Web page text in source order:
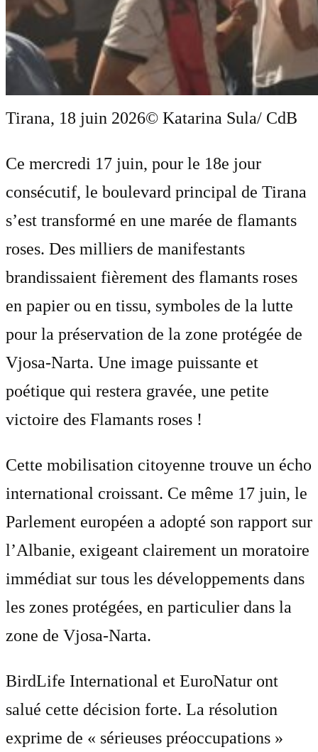
Tirana, 18 juin 2026© Katarina Sula/ CdB
Ce mercredi 17 juin, pour le 18e jour
consécutif, le boulevard principal de Tirana
s’est transformé en une marée de flamants
roses. Des milliers de manifestants
brandissaient fièrement des flamants roses
en papier ou en tissu, symboles de la lutte
pour la préservation de la zone protégée de
Vjosa-Narta. Une image puissante et
poétique qui restera gravée, une petite
victoire des Flamants roses !
Cette mobilisation citoyenne trouve un écho
international croissant. Ce même 17 juin, le
Parlement européen a adopté son rapport sur
l’Albanie, exigeant clairement un moratoire
immédiat sur tous les développements dans
les zones protégées, en particulier dans la
zone de Vjosa-Narta.
BirdLife International et EuroNatur ont
salué cette décision forte. La résolution
exprime de « sérieuses préoccupations »